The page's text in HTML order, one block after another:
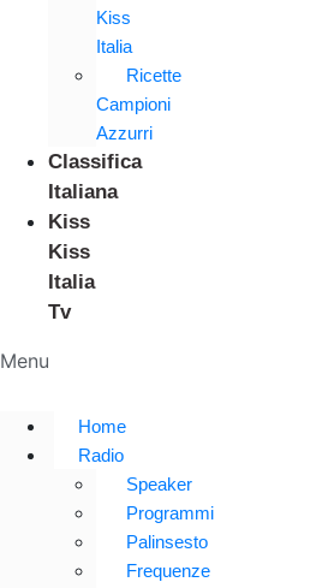
Kiss
Italia
Ricette
Campioni
Azzurri
Classifica
Italiana
Kiss
Kiss
Italia
Tv
Menu
Home
Radio
Speaker
Programmi
Palinsesto
Frequenze